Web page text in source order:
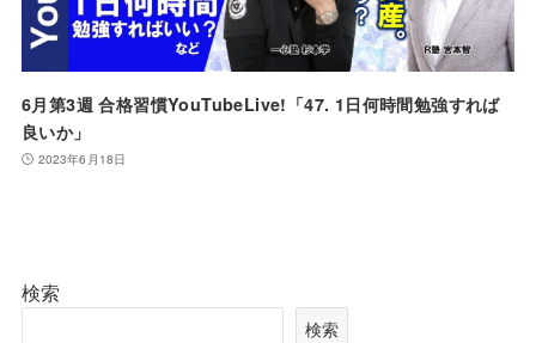
6月第3週 合格習慣YouTubeLive!「47. 1日何時間勉強すれば
良いか」
2023年6月18日
検索
検索